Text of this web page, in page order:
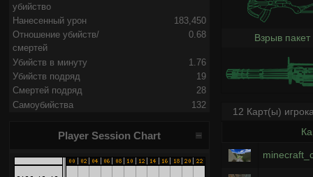
убийство
Нанесенный урон
183,450
Отношение убийств/
смертей
0.68
Убийств в минуту
1.76
Убийств подряд
19
Смертей подряд
28
Самоубийства
132
Player Session Chart
Взрыв пакет
12 Карт(ы)